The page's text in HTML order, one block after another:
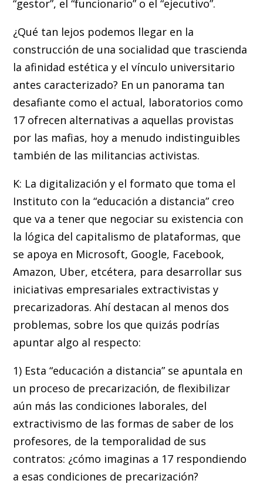
“gestor”, el “funcionario” o el “ejecutivo”.
¿Qué tan lejos podemos llegar en la
construcción de una socialidad que trascienda
la afinidad estética y el vínculo universitario
antes caracterizado? En un panorama tan
desafiante como el actual, laboratorios como
17 ofrecen alternativas a aquellas provistas
por las mafias, hoy a menudo indistinguibles
también de las militancias activistas.
K: La digitalización y el formato que toma el
Instituto con la “educación a distancia” creo
que va a tener que negociar su existencia con
la lógica del capitalismo de plataformas, que
se apoya en Microsoft, Google, Facebook,
Amazon, Uber, etcétera, para desarrollar sus
iniciativas empresariales extractivistas y
precarizadoras. Ahí destacan al menos dos
problemas, sobre los que quizás podrías
apuntar algo al respecto:
1) Esta “educación a distancia” se apuntala en
un proceso de precarización, de flexibilizar
aún más las condiciones laborales, del
extractivismo de las formas de saber de los
profesores, de la temporalidad de sus
contratos: ¿cómo imaginas a 17 respondiendo
a esas condiciones de precarización?